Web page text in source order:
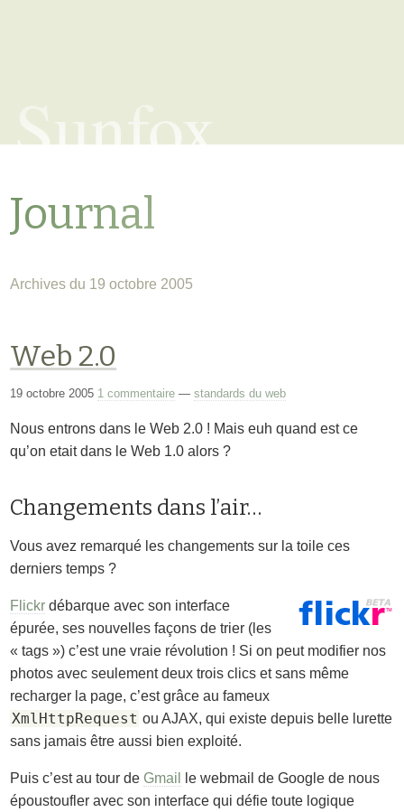
Sunfox
Journal
Archives du 19 octobre 2005
Web 2.0
19 octobre 2005 1 commentaire —standards du web
Nous entrons dans le Web 2.0 ! Mais euh quand est ce
qu’on etait dans le Web 1.0 alors ?
Changements dans l’air…
Vous avez remarqué les changements sur la toile ces
derniers temps ?
Flickr débarque avec son interface
épurée, ses nouvelles façons de trier (les
« tags ») c’est une vraie révolution ! Si on peut modifier nos
photos avec seulement deux trois clics et sans même
recharger la page, c’est grâce au fameux
XmlHttpRequest ou AJAX, qui existe depuis belle lurette
sans jamais être aussi bien exploité.
Puis c’est au tour de Gmail
le webmail de Google de nous
époustoufler avec son interface qui défie toute logique